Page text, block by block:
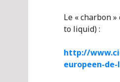
Le « charbon
to liquid) :
http://
europeen-